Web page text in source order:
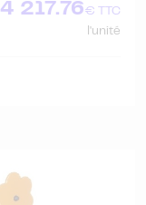
4 217.76€ TTC
l'unité